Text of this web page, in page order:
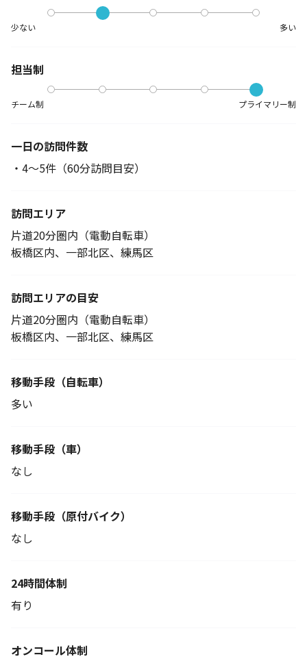
少ない 多い
担当制
チーム制 プライマリー制
一日の訪問件数
・4～5件（60分訪問目安）
訪問エリア
片道20分圏内（電動自転車）
板橋区内、一部北区、練馬区
訪問エリアの目安
片道20分圏内（電動自転車）
板橋区内、一部北区、練馬区
移動手段 （自転車）
多い
移動手段（車）
なし
移動手段 （原付バイク）
なし
24時間体制
有り
オンコール体制